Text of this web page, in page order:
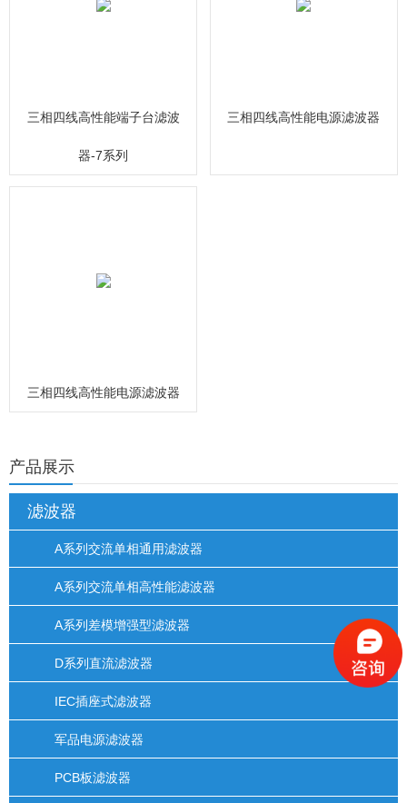
产品展示
滤波器
A系列交流单相通用滤波器
A系列交流单相高性能滤波器
A系列差模增强型滤波器
D系列直流滤波器
IEC插座式滤波器
军品电源滤波器
PCB板滤波器
三相四线高性能端子台滤波
器-7系列
三相四线高性能电源滤波器
三相四线高性能电源滤波器